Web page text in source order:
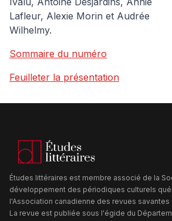
Lafleur, Alexie Morin et Audrée
Wilhelmy.
Sommaire du numéro
Feuilleter la présentation
Études littéraires est membre associé de la
développement des périodiques culturels
l'Association canadienne des revues savantes
La revue est publiée sous l'égide du